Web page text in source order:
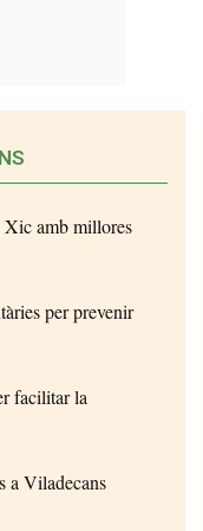
Xic amb millores
per prevenir
facilitar la
a Viladecans